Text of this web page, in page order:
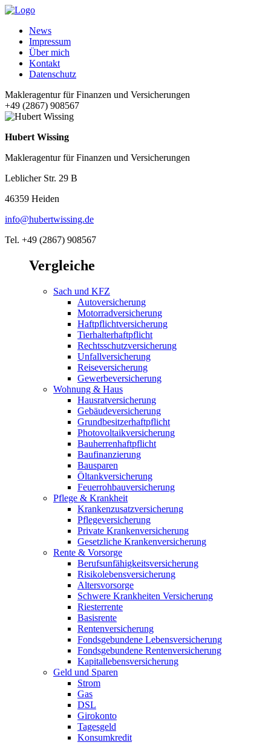
News
Impressum
Über mich
Kontakt
Datenschutz
Makleragentur für Finanzen und Versicherungen
+49 (2867) 908567
Hubert Wissing
Makleragentur für Finanzen und Versicherungen
Leblicher Str. 29 B
46359 Heiden
info@hubertwissing.de
Tel. +49 (2867) 908567
Vergleiche
Sach und KFZ
Autoversicherung
Motorradversicherung
Haftpflichtversicherung
Tierhalterhaftpflicht
Rechtsschutzversicherung
Unfallversicherung
Reiseversicherung
Gewerbeversicherung
Wohnung & Haus
Hausratversicherung
Gebäudeversicherung
Grundbesitzerhaftpflicht
Photovoltaikversicherung
Bauherrenhaftpflicht
Baufinanzierung
Bausparen
Öltankversicherung
Feuerrohbauversicherung
Pflege & Krankheit
Krankenzusatzversicherung
Pflegeversicherung
Private Krankenversicherung
Gesetzliche Krankenversicherung
Rente & Vorsorge
Berufs­unfähigkeitsversicherung
Risikolebensversicherung
Altersvorsorge
Schwere Krankheiten Versicherung
Riesterrente
Basisrente
Rentenversicherung
Fondsgebundene Lebensversicherung
Fondsgebundene Rentenversicherung
Kapitallebensversicherung
Geld und Sparen
Strom
Gas
DSL
Girokonto
Tagesgeld
Konsumkredit